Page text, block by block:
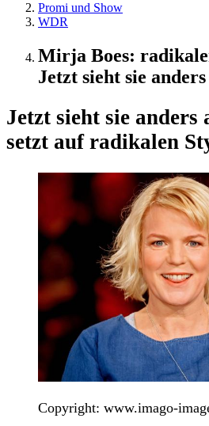
Promi und Show
WDR
Mirja Boes:
Jetzt sieht sie anders
Jetzt sieht sie anders
setzt auf radikalen
Copyright: www.imago-